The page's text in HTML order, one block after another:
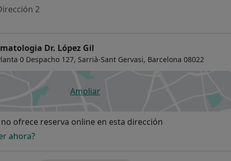
2
Dr. López Gil
0 Despacho 127, Sarrià-Sant Gervasi, Barcelona 08022
Ampliarse abre en una nueva pestaña
ofrece reserva online en esta dirección
ahora?